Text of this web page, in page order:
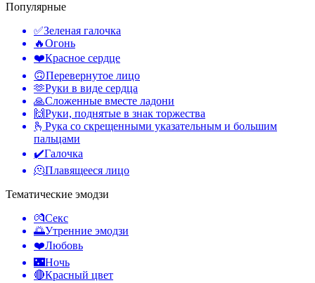
Популярные
✅Зеленая галочка
🔥Огонь
❤️Красное сердце
🙃Перевернутое лицо
🫶Руки в виде сердца
🙏Сложенные вместе ладони
🙌Руки, поднятые в знак торжества
🫰 Рука со скрещенными указательным и большим
пальцами
✔️Галочка
🫠Плавящееся лицо
Тематические эмодзи
💏Секс
🌅Утренние эмодзи
❤️Любовь
🌃Ночь
🔴Красный цвет